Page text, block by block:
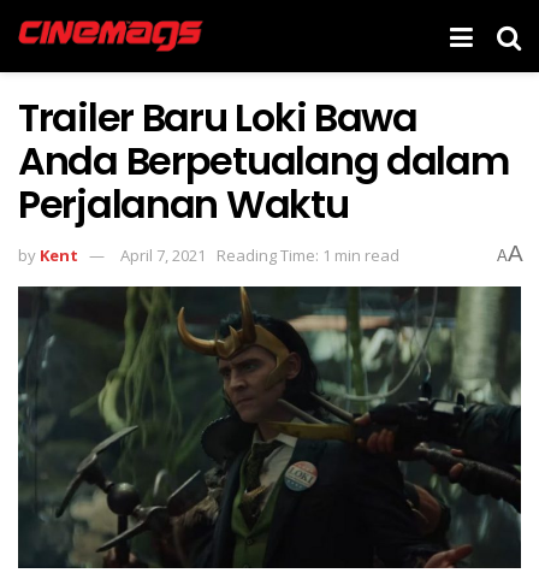
Trailer Baru Loki Bawa
Anda Berpetualang dalam
Perjalanan Waktu
by Kent April 7, 2021 Reading Time: 1 min read AA